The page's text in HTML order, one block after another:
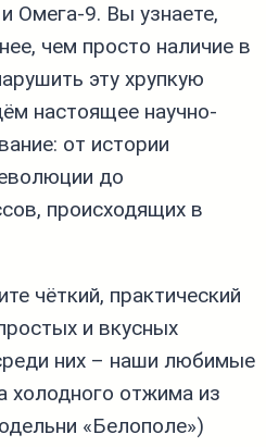
Омега‑9. Вы узнаете,
чем просто наличие в
эту хрупкую
настоящее научно-
от истории
до
происходящих в
чёткий, практический
и вкусных
них – наши любимые
холодного отжима из
«Белополе»)